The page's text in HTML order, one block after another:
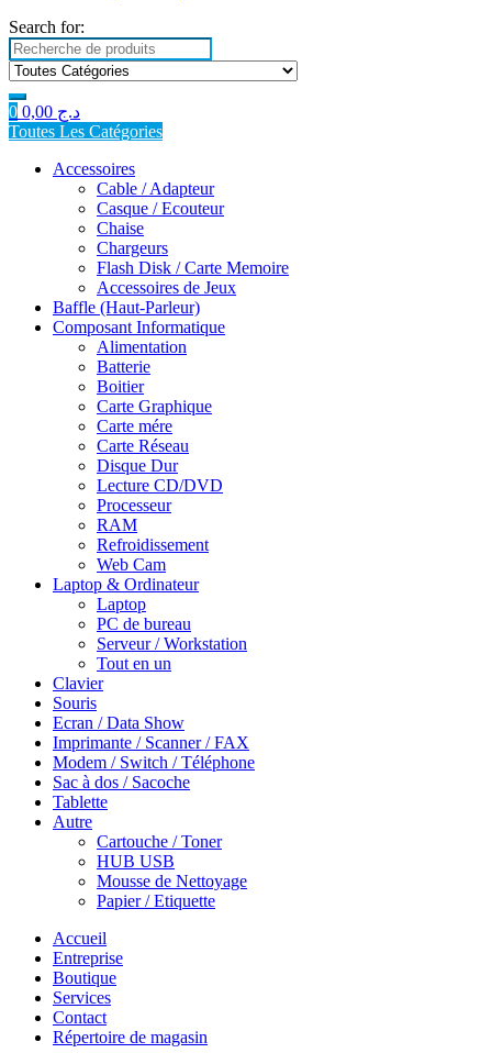
Search for:
0 د.ج
Toutes Les Catégories
Accessoires
Cable / Adapteur
Casque / Ecouteur
Chaise
Chargeurs
Flash Disk / Carte Memoire
Accessoires de Jeux
Baffle (Haut-Parleur)
Composant Informatique
Alimentation
Batterie
Boitier
Carte Graphique
Carte mére
Carte Réseau
Disque Dur
Lecture CD/DVD
Processeur
RAM
Refroidissement
Web Cam
Laptop & Ordinateur
Laptop
PC de bureau
Serveur / Workstation
Tout en un
Clavier
Souris
Ecran / Data Show
Imprimante / Scanner / FAX
Modem / Switch / Téléphone
Sac à dos / Sacoche
Tablette
Autre
Cartouche / Toner
HUB USB
Mousse de Nettoyage
Papier / Etiquette
Accueil
Entreprise
Boutique
Services
Contact
Répertoire de magasin